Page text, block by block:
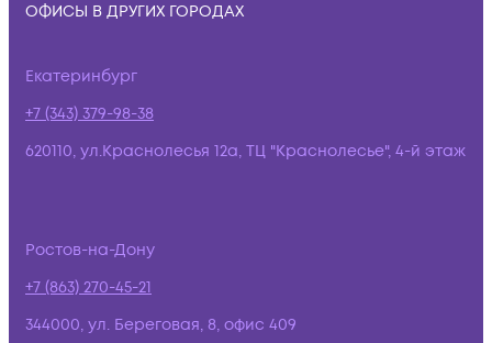
ОФИСЫ В ДРУГИХ ГОРОДАХ
Екатеринбург
+7 (343) 379-98-38
620110, ул.Краснолесья 12а, ТЦ "Краснолесье", 4-й этаж
Ростов-на-Дону
+7 (863) 270-45-21
344000, ул. Береговая, 8, офис 409